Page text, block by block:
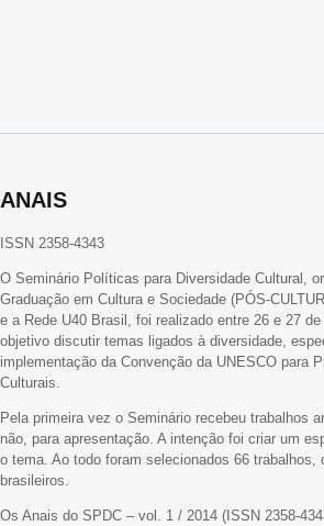
ANAIS
ISSN 2358-4343
O Seminário Políticas para Diversidade Cultural,
Graduação em Cultura e Sociedade (PÓS-
e a Rede U40 Brasil, foi realizado entre 26 e 27
objetivo discutir temas ligados à diversidade,
implementação da Convenção da UNESCO para
Culturais.
Pela primeira vez o Seminário recebeu trabalhos
não, para apresentação. A intenção foi criar um
o tema. Ao todo foram selecionados 66
brasileiros.
Os Anais do SPDC – vol. 1 / 2014 (ISSN 2358-